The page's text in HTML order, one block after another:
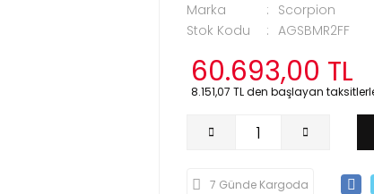
Marka
Scorpion
Stok Kodu
AGSBMR2FF
60.693,00 TL
8.151,07 TL den başlayan
7 Günde Kargoda